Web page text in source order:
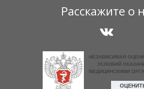
Расскажите о